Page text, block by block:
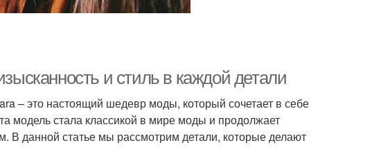
и стиль в каждой детали
– это настоящий шедевр моды, который сочетает в себе
модель стала классикой в мире моды и продолжает
данной статье мы рассмотрим детали, которые делают